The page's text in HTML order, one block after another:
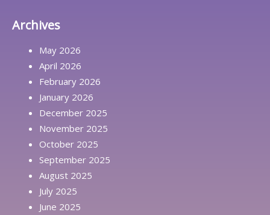
Archives
May 2026
April 2026
February 2026
January 2026
December 2025
November 2025
October 2025
September 2025
August 2025
July 2025
June 2025